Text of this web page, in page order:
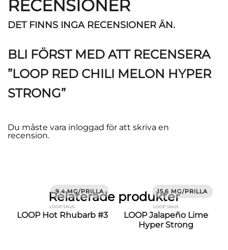
RECENSIONER
DET FINNS INGA RECENSIONER ÄN.
BLI FÖRST MED ATT RECENSERA
”LOOP RED CHILI MELON HYPER
STRONG”
Du måste vara inloggad för att skriva en
recension.
Relaterade produkter
9.4 MG/PRILLA
LOOP SNUS
LOOP Hot Rhubarb #3
15.6 MG/PRILLA
LOOP SNUS
LOOP Jalapeño Lime
Hyper Strong